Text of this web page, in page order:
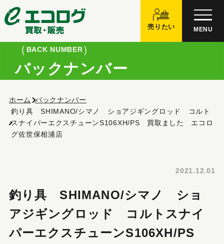
売りたい MENU
BACK NUMBER
バックナンバー
ホーム
バックナンバー
釣り具 SHIMANO/シマノ ショアジギングロッド コルト
スナイパーエクスチューンS106XH/PS 買取ました エコロ
グ佐世保相浦店
2021.12.01
釣り具 SHIMANO/シマノ ショ
アジギングロッド コルトスナイ
パーエクスチューンS106XH/PS